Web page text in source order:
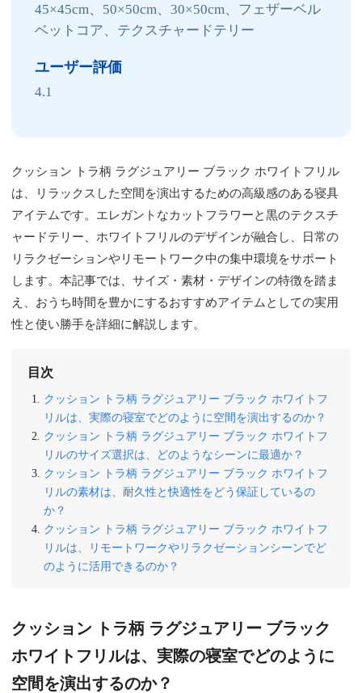
45×45cm、50×50cm、30×50cm、フェザーベル
ベットコア、テクスチャードテリー
ユーザー評価
4.1
クッション トラ柄 ラグジュアリー ブラック ホワイトフリル
は、リラックスした空間を演出するための高級感のある寝具
アイテムです。エレガントなカットフラワーと黒のテクスチ
ャードテリー、ホワイトフリルのデザインが融合し、日常の
リラクゼーションやリモートワーク中の集中環境をサポート
します。本記事では、サイズ・素材・デザインの特徴を踏ま
え、おうち時間を豊かにするおすすめアイテムとしての実用
性と使い勝手を詳細に解説します。
目次
クッション トラ柄 ラグジュアリー ブラック ホワイトフ
リルは、実際の寝室でどのように空間を演出するのか？
クッション トラ柄 ラグジュアリー ブラック ホワイトフ
リルのサイズ選択は、どのようなシーンに最適か？
クッション トラ柄 ラグジュアリー ブラック ホワイトフ
リルの素材は、耐久性と快適性をどう保証しているの
か？
クッション トラ柄 ラグジュアリー ブラック ホワイトフ
リルは、リモートワークやリラクゼーションシーンでど
のように活用できるのか？
クッション トラ柄 ラグジュアリー ブラック
ホワイトフリルは、実際の寝室でどのように
空間を演出するのか？